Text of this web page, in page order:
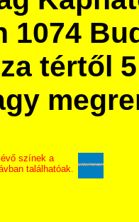
1074
tértől
színek a
találhatóak.